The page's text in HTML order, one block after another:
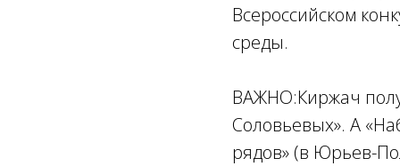
Всероссийском
среды.
ВАЖНО:Киржач
Соловьевых». А
рядов» (в Юрьев-